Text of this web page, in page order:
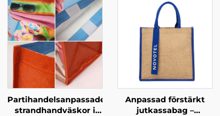
merchandising
bärväskor för butiks-
och livsstilsbranschen
Partihandelsanpassade
strandhandväskor i
Anpassad förstärkt
jutkassabag –